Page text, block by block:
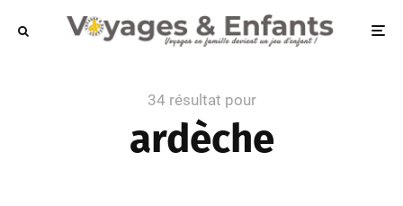
34 résultat pour
ardèche